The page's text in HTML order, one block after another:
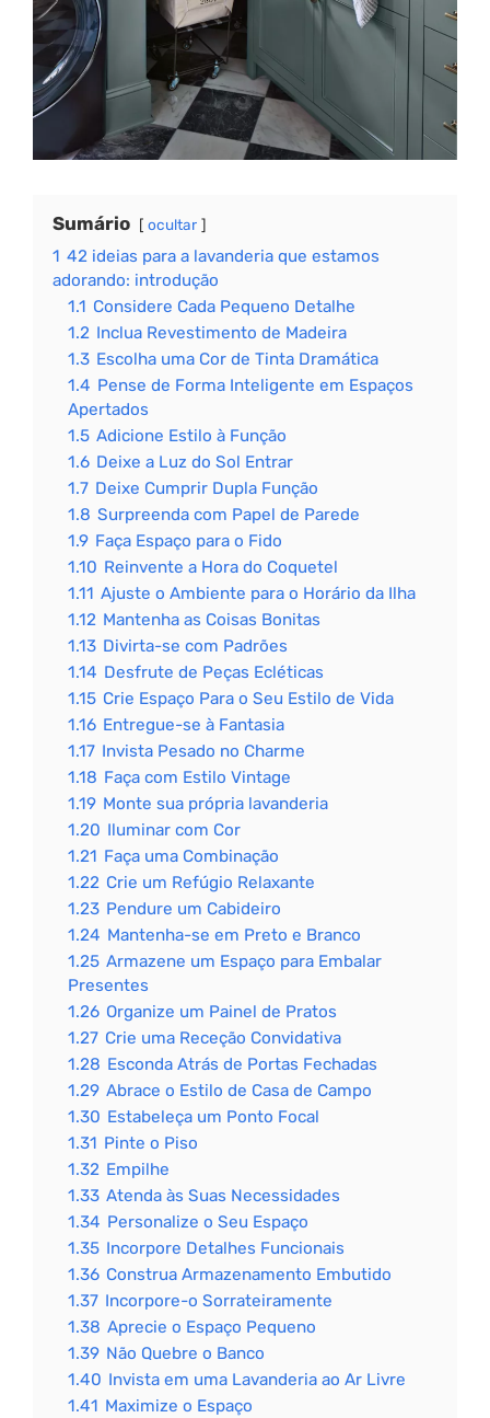
Sumário ocultar
1 42 ideias para a lavanderia que estamos
adorando: introdução
1.1 Considere Cada Pequeno Detalhe
1.2 Inclua Revestimento de Madeira
1.3 Escolha uma Cor de Tinta Dramática
1.4 Pense de Forma Inteligente em Espaços
Apertados
1.5 Adicione Estilo à Função
1.6 Deixe a Luz do Sol Entrar
1.7 Deixe Cumprir Dupla Função
1.8 Surpreenda com Papel de Parede
1.9 Faça Espaço para o Fido
1.10 Reinvente a Hora do Coquetel
1.11 Ajuste o Ambiente para o Horário da Ilha
1.12 Mantenha as Coisas Bonitas
1.13 Divirta-se com Padrões
1.14 Desfrute de Peças Ecléticas
1.15 Crie Espaço Para o Seu Estilo de Vida
1.16 Entregue-se à Fantasia
1.17 Invista Pesado no Charme
1.18 Faça com Estilo Vintage
1.19 Monte sua própria lavanderia
1.20 Iluminar com Cor
1.21 Faça uma Combinação
1.22 Crie um Refúgio Relaxante
1.23 Pendure um Cabideiro
1.24 Mantenha-se em Preto e Branco
1.25 Armazene um Espaço para Embalar
Presentes
1.26 Organize um Painel de Pratos
1.27 Crie uma Receção Convidativa
1.28 Esconda Atrás de Portas Fechadas
1.29 Abrace o Estilo de Casa de Campo
1.30 Estabeleça um Ponto Focal
1.31 Pinte o Piso
1.32 Empilhe
1.33 Atenda às Suas Necessidades
1.34 Personalize o Seu Espaço
1.35 Incorpore Detalhes Funcionais
1.36 Construa Armazenamento Embutido
1.37 Incorpore-o Sorrateiramente
1.38 Aprecie o Espaço Pequeno
1.39 Não Quebre o Banco
1.40 Invista em uma Lavanderia ao Ar Livre
1.41 Maximize o Espaço